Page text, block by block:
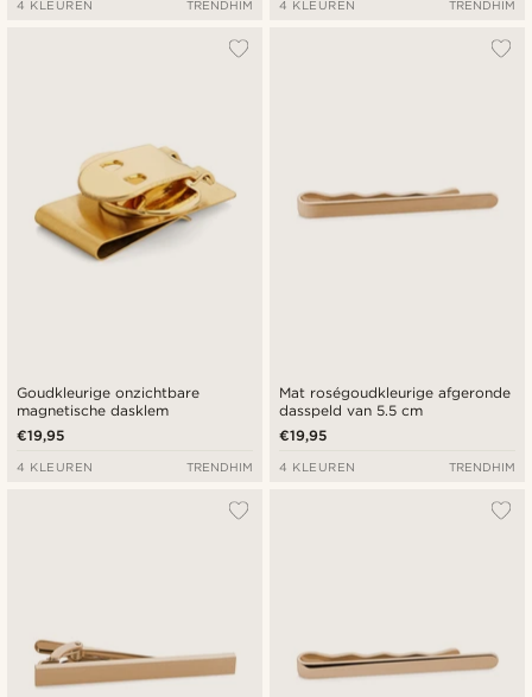
4 KLEUREN TRENDHIM 4 KLEUREN TRENDHIM
Goudkleurige onzichtbare
magnetische dasklem
€19,95
4 KLEUREN TRENDHIM
Mat roségoudkleurige afgeronde
dasspeld van 5.5 cm
€19,95
4 KLEUREN TRENDHIM